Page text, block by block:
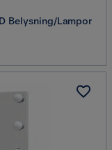
Belysning/Lampor